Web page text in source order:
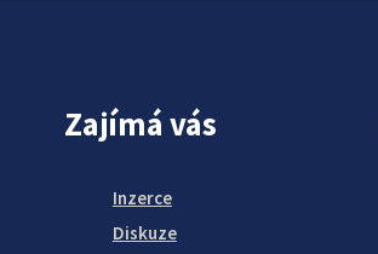
Zajímá vás
Inzerce
Diskuze